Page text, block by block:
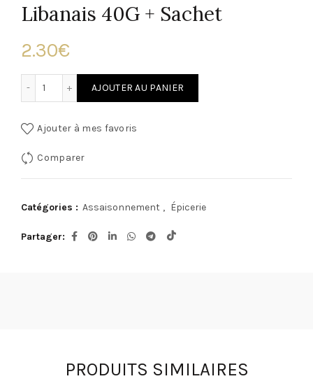
Libanais 40G + Sachet
2.30€
AJOUTER AU PANIER
Ajouter à mes favoris
Comparer
Catégories : Assaisonnement , Épicerie
Partager
PRODUITS SIMILAIRES